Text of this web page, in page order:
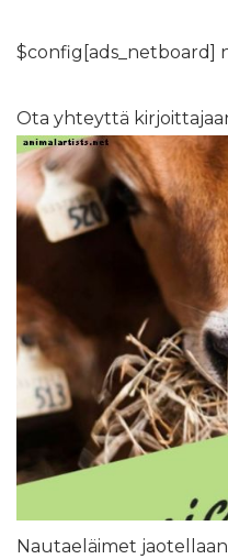
$config[ads_netboard]
Ota yhteyttä
Nautaeläimet